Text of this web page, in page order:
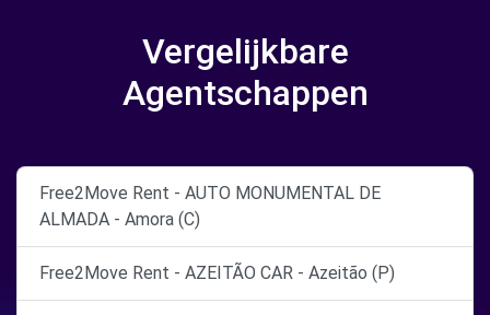
Vergelijkbare
Agentschappen
Free2Move Rent - AUTO MONUMENTAL DE
ALMADA - Amora (C)
Free2Move Rent - AZEITÃO CAR - Azeitão (P)